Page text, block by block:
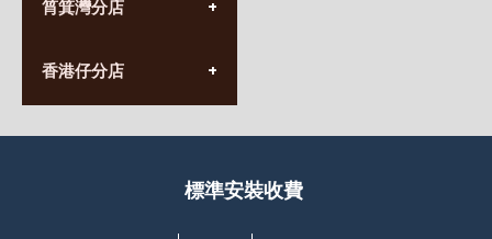
營業時間:
香港堅尼地城卑路乍街
(堅尼地城地鐵站B出口)
筲箕灣分店
營業時間:
(10:00am-20:30pm)
香港仔分店
營業時間:
香港香港仔成都道20-28號
(黃竹坑地鐵站轉4M專線小巴)
標準安裝收費